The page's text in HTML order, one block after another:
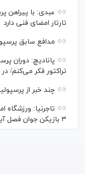
عبدی: با پیراهن
تارتار امضای فنی دارد
مدافع سابق
پانادیچ: دوران
تراکتور فکر می‌کنم/
چند خبر از
تاجرنیا: ورزشگاه
۳ بازیکن جوان فصل آینده فیکس ترکیب می‌شوند